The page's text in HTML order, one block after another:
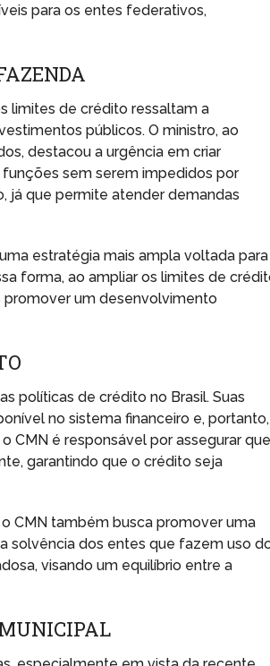
para os entes federativos,
limites de crédito ressaltam a
públicos. O ministro, ao
destacou a urgência em criar
sem serem impedidos por
já que permite atender demandas
estratégia mais ampla voltada
forma, ao ampliar os limites de
promover um desenvolvimento
políticas de crédito no Brasil. Suas
no sistema financeiro e, portanto,
CMN é responsável por assegurar
garantindo que o crédito seja
CMN também busca promover uma
solvência dos entes que fazem uso
visando um equilíbrio entre a